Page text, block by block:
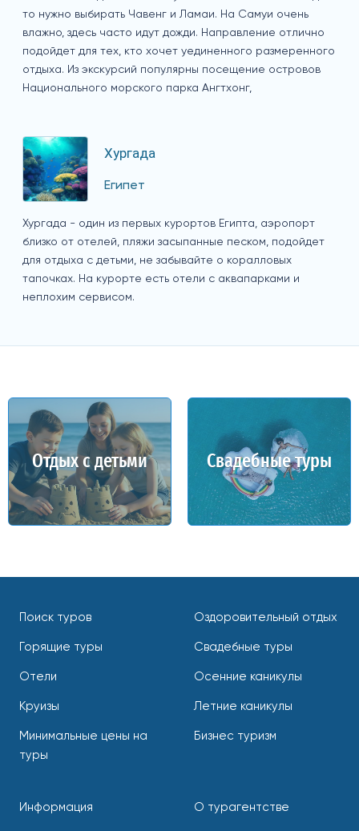
то нужно выбирать Чавенг и Ламаи. На Самуи очень
влажно, здесь часто идут дожди. Направление отлично
подойдет для тех, кто хочет уединенного размеренного
отдыха. Из экскурсий популярны посещение островов
Национального морского парка Ангтхонг,
Хургада
Египет
Хургада - один из первых курортов Египта, аэропорт
близко от отелей, пляжи засыпанные песком, подойдет
для отдыха с детьми, не забывайте о коралловых
тапочках. На курорте есть отели с аквапарками и
неплохим сервисом.
Отдых с детьми Свадебные туры
Поиск туров
Горящие туры
Отели
Круизы
Минимальные цены на
туры
Оздоровительный отдых
Свадебные туры
Осенние каникулы
Летние каникулы
Бизнес туризм
Информация О турагентстве